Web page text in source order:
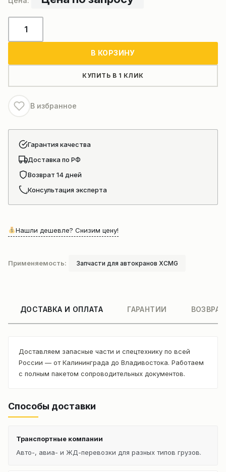
товара
автокрана
В КОРЗИНУ
КУПИТЬ В 1 КЛИК
В избранное
Гарантия качества
Доставка по РФ
Возврат 14 дней
Консультация эксперта
Нашли дешевле? Снизим цену!
Применяемость: Запчасти для автокранов XCMG
ДОСТАВКА И ОПЛАТА ГАРАНТИИ
Доставляем запасные части и спецтехнику по всей
России — от Калининграда до Владивостока. Работаем
с полным пакетом сопроводительных документов.
Способы доставки
Транспортные компании
Авто-, авиа- и ЖД-перевозки для разных типов грузов.